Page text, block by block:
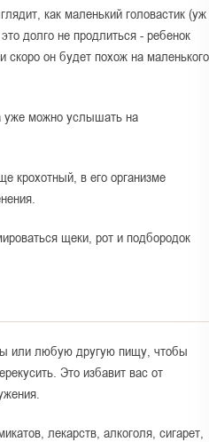
как маленький головастик (уж
долго не продлиться - ребенок
скоро он будет похож на маленького
можно услышать на
крохотный, в его организме
щеки, рот и подбородок
или любую другую пищу, чтобы
Это избавит вас от
лекарств, алкоголя, сигарет,